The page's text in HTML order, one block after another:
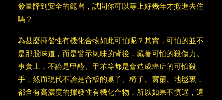
發量降到安全的範圍，試問你可以等上好幾年才搬進去住
嗎？
為甚麼揮發性有機化合物如此可怕呢？其實，可怕的並不
是那股味道，而是警示氣味的背後，藏著可怕的殺傷力。
事實上，不論是甲醛、甲苯等都是會造成癌症的可怕殺
手，然而現代不論是合板的桌子、椅子、窗簾、地毯裏，
都含有高濃度的揮發性有機化合物，所以如果不慎選，這